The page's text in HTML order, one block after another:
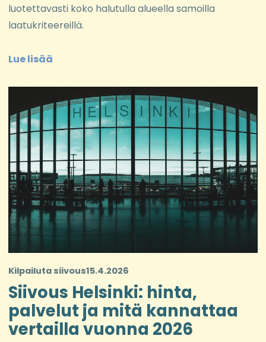
luotettavasti koko halutulla alueella samoilla
laatukriteereillä.
Lue lisää
Kilpailuta siivous15.4.2026
Siivous Helsinki: hinta,
palvelut ja mitä kannattaa
vertailla vuonna 2026